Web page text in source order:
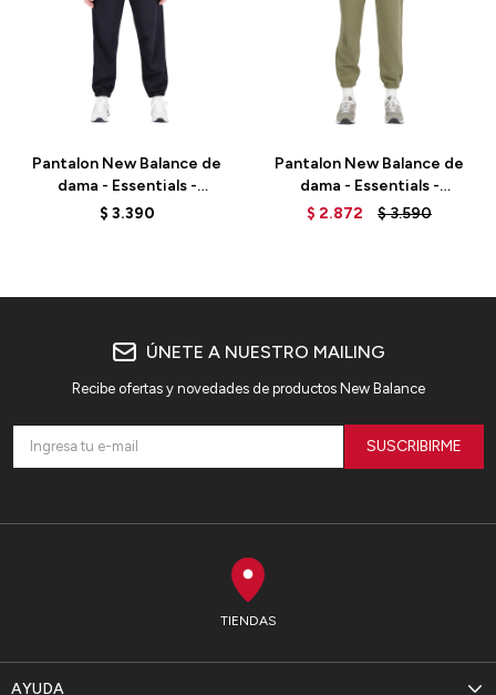
Pantalon New Balance de
dama - Essentials -
WP31530BK - BLACK
$ 3.390
Pantalon New Balance de
dama - Essentials -
WP33508CGN - GREEN
$ 2.872 $3.590
TIENDAS
AYUDA
ÚNETE A NUESTRO MAILING
Recibe ofertas y novedades de productos New Balance
SUSCRIBIRME